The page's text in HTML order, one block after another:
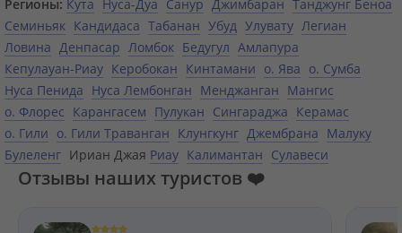
Регионы: Кута Нуса-Дуа Санур Джимбаран Танджунг Беноа
Семиньяк Кандидаса Табанан Убуд Улувату Легиан
Ловина Денпасар Ломбок Бедугул Амлапура
Кепулауан-Риау Керобокан Кинтамани о. Ява о. Сумба
Нуса Пенида Нуса Лембонган Менджанган Мангис
о. Флорес Карангасем Пулукан Сингараджа Керамас
о. Гили о. Гили Траванган Клунгкунг Джембрана Малуку
Булеленг Ириан Джая Риау Калимантан Сулавеси
Отзывы наших туристов ❤️